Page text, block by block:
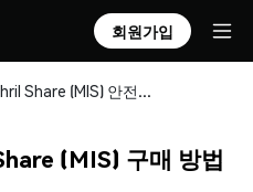
회원가입
Mithril Share (MIS) 안전하게 구매 및 보관
(MIS) 구매 방법